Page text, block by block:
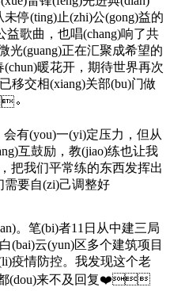
停(ting)止(zhi)公(gong)益的
益歌曲，也唱(chang)响了共
光(guang)正在汇聚成希望的
，春(chun)暖花开，期待世界再次
移交相(xiang)关部(bu)门做
。
：会有(you)一(yi)定压力，但从
互鼓励，教(jiao)练也让我
把我们平常练的东西发挥出
们需要自(zi)己调整好
。笔(bi)者11日从中建三局
(bai)云(yun)区多个建筑项目
防控。我发现这个老
(dou)来不及回复❤️